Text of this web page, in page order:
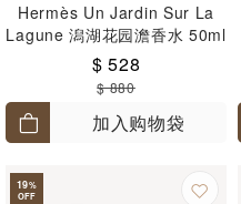
Hermès Un Jardin Sur La
Lagune 潟湖花园澹香水 50ml
$ 528
$ 880
加入购物袋
19%
OFF